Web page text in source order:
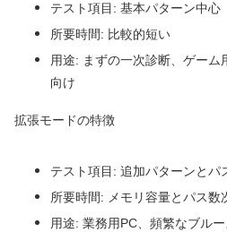
テスト項目: 基本パターン中心
所要時間: 比較的短い
用途: まずの一次診断、ゲーム
向け
拡張モードの特徴
テスト項目: 追加パターンとパ
所要時間: メモリ容量とパス数
用途: 業務用PC、頻繁なブル